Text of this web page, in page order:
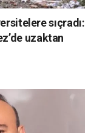
sıçradı:
uzaktan